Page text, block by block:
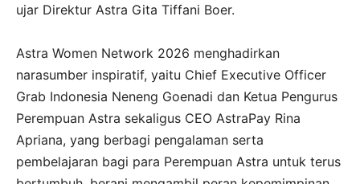
ujar Direktur Astra Gita Tiffani Boer.
Astra Women Network 2026 menghadirkan
narasumber inspiratif, yaitu Chief Executive Officer
Grab Indonesia Neneng Goenadi dan Ketua Pengurus
Perempuan Astra sekaligus CEO AstraPay Rina
Apriana, yang berbagi pengalaman serta
pembelajaran bagi para Perempuan Astra untuk terus